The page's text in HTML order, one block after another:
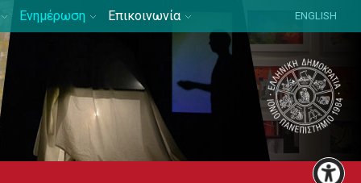
Ενημέρωση Επικοινωνία ENGLISH